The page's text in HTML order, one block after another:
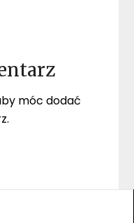
móc dodać